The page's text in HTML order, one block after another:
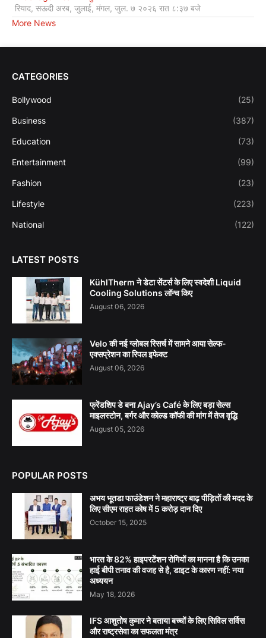
रियाद, सऊदी अरब, जुलाई, मंगल, जुल. ७ २०२६ रात ८:३७ बजे
More News
CATEGORIES
Bollywood (25)
Business (387)
Education (73)
Entertainment (99)
Fashion (23)
Lifestyle (223)
National (122)
LATEST POSTS
KühlTherm ने डेटा सेंटर्स के लिए स्वदेशी Liquid
Cooling Solutions लॉन्च किए
August 06, 2026
Velo की नई ग्लोबल रिसर्च में सामने आया सेल्फ-
एक्सप्रेशन का रिपल इफेक्ट
August 06, 2026
फ्रेंडशिप डे बना Ajay’s Café के लिए बड़ा सेल्स
माइलस्टोन, बर्गर और कोल्ड कॉफी की मांग में तेज वृद्धि
August 05, 2026
POPULAR POSTS
अभय भूतडा फाउंडेशन ने महाराष्ट्र बाढ़ पीड़ितों की मदद के
लिए सीएम राहत कोष में 5 करोड़ दान दिए
October 15, 2025
भारत के 82% हाइपरटेंशन रोगियों का मानना है कि उनका
हाई बीपी तनाव की वजह से है, डाइट के कारण नहीं: नया
अध्ययन
May 18, 2026
IFS आशुतोष कुमार ने बताया बच्चों के लिए सिविल सर्विस
और राष्ट्रसेवा का सफलता मंत्र